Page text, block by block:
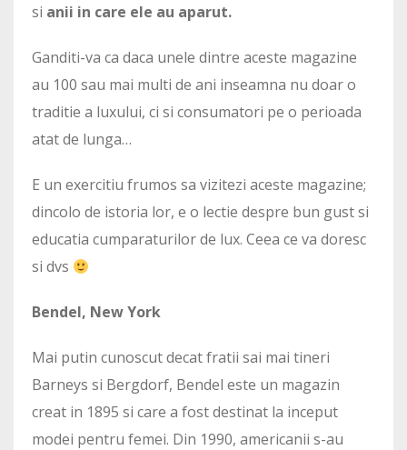
si anii in care ele au aparut.
Ganditi-va ca daca unele dintre aceste magazine
au 100 sau mai multi de ani inseamna nu doar o
traditie a luxului, ci si consumatori pe o perioada
atat de lunga…
E un exercitiu frumos sa vizitezi aceste magazine;
dincolo de istoria lor, e o lectie despre bun gust si
educatia cumparaturilor de lux. Ceea ce va doresc
si dvs
Bendel, New York
Mai putin cunoscut decat fratii sai mai tineri
Barneys si Bergdorf, Bendel este un magazin
creat in 1895 si care a fost destinat la inceput
modei pentru femei. Din 1990, americanii s-au